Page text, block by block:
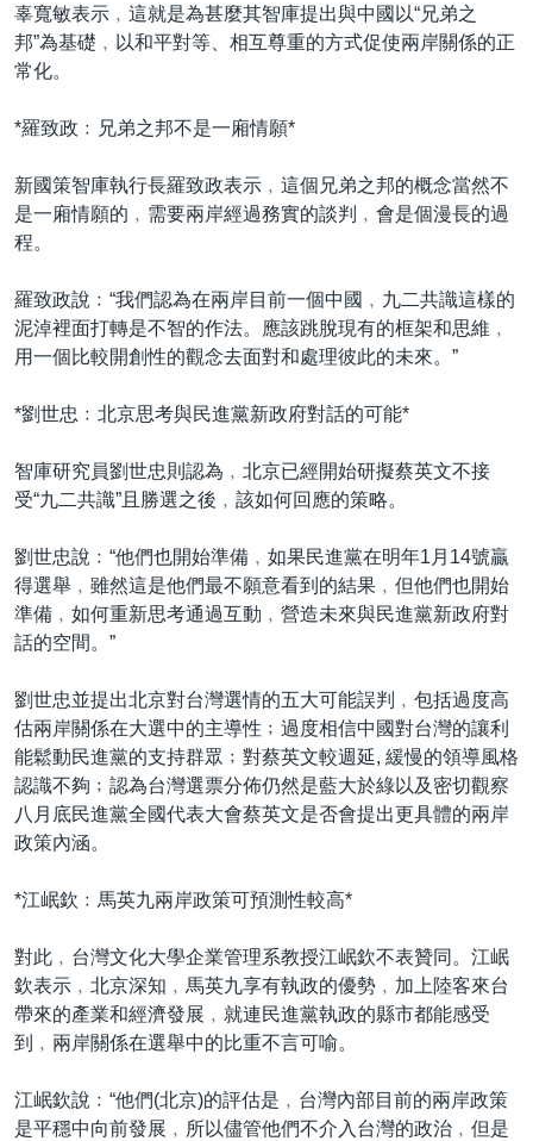
辜寬敏表示﹐這就是為甚麼其智庫提出與中國以“兄弟之
邦”為基礎﹐以和平對等、相互尊重的方式促使兩岸關係的正
常化。
*羅致政﹕兄弟之邦不是一廂情願*
新國策智庫執行長羅致政表示﹐這個兄弟之邦的概念當然不
是一廂情願的﹐需要兩岸經過務實的談判﹐會是個漫長的過
程。
羅致政說﹕“我們認為在兩岸目前一個中國﹐九二共識這樣的
泥淖裡面打轉是不智的作法。應該跳脫現有的框架和思維﹐
用一個比較開創性的觀念去面對和處理彼此的未來。”
*劉世忠﹕北京思考與民進黨新政府對話的可能*
智庫研究員劉世忠則認為﹐北京已經開始研擬蔡英文不接
受“九二共識”且勝選之後﹐該如何回應的策略。
劉世忠說﹕“他們也開始準備﹐如果民進黨在明年1月14號贏
得選舉﹐雖然這是他們最不願意看到的結果﹐但他們也開始
準備﹐如何重新思考通過互動﹐營造未來與民進黨新政府對
話的空間。”
劉世忠並提出北京對台灣選情的五大可能誤判﹐包括過度高
估兩岸關係在大選中的主導性﹔過度相信中國對台灣的讓利
能鬆動民進黨的支持群眾﹔對蔡英文較週延, 緩慢的領導風格
認識不夠﹔認為台灣選票分佈仍然是藍大於綠以及密切觀察
八月底民進黨全國代表大會蔡英文是否會提出更具體的兩岸
政策內涵。
*江岷欽﹕馬英九兩岸政策可預測性較高*
對此﹐台灣文化大學企業管理系教授江岷欽不表贊同。江岷
欽表示﹐北京深知﹐馬英九享有執政的優勢﹐加上陸客來台
帶來的產業和經濟發展﹐就連民進黨執政的縣市都能感受
到﹐兩岸關係在選舉中的比重不言可喻。
江岷欽說﹕“他們(北京)的評估是﹐台灣內部目前的兩岸政策
是平穩中向前發展﹐所以儘管他們不介入台灣的政治﹐但是